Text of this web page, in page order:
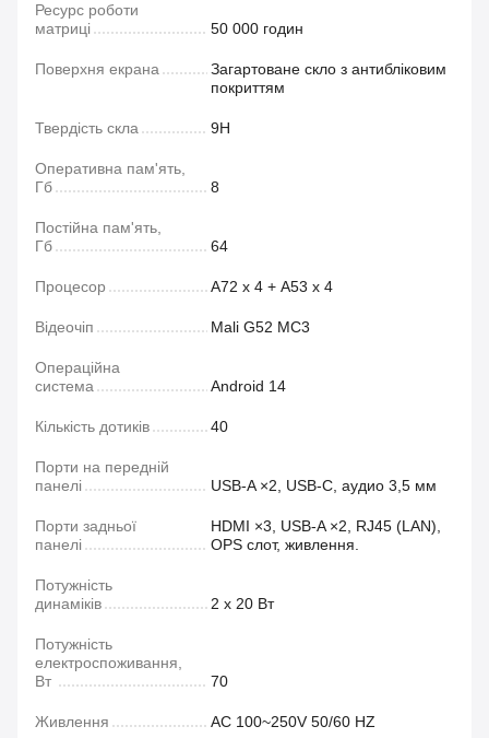
Ресурс роботи
матриці
50 000 годин
Поверхня екрана
Загартоване скло з антибліковим
покриттям
Твердість скла 9H
Оперативна пам'ять,
Гб
8
Постійна пам'ять,
Гб
64
Процесор A72 х 4 + A53 х 4
Відеочіп Mali G52 MC3
Операційна
система
Android 14
Кількість дотиків 40
Порти на передній
панелі
USB‑A ×2, USB‑C, аудио 3,5 мм
Порти задньої
панелі
HDMI ×3, USB-A ×2, RJ45 (LAN),
OPS слот, живлення.
Потужність
динаміків
2 х 20 Вт
Потужність
електроспоживання,
Вт
70
Живлення AC 100~250V 50/60 HZ